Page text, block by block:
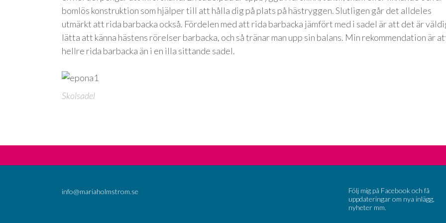
bomlös konstruktion som hjälper till att hålla dig på plats på hästryggen. Slutligen går det alldeles
utmärkt att rida barbacka också. Fördelen med att rida barbacka jämfört med i sadel är att det är
lätta att känna hästens rörelser barbacka, och så tränar man upp sin balans. Min rekommendation är
hellre rida barbacka än i en illa sittande sadel.
Skolsadel
Följ mig på Facebook och få
uppdateringar om nya inlägg,
nyheter mm.
info@mariaholmstrom.se